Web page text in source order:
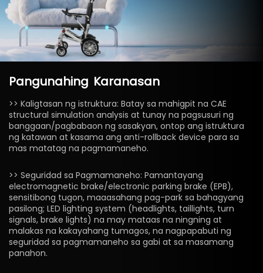
Pangunahing Karanasan
>> Kaligtasan ng istruktura: Batay sa mahigpit na CAE
structural simulation analysis at tunay na pagsusuri ng
banggaan/pagbabaon ng sasakyan, ontop ang istruktura
ng katawan at kasama ang anti-rollback device para sa
mas matatag na pagmamaneho.
>> Seguridad sa Pagmamaneho: Pamantayang
electromagnetic brake/electronic parking brake (EPB),
sensitibong tugon, maaasahang pag-park sa bahagyang
pasilong; LED lighting system (headlights, taillights, turn
signals, brake lights) na may mataas na ningning at
malakas na kakayahang tumagos, na nagpapabuti ng
seguridad sa pagmamaneho sa gabi at sa masamang
panahon.